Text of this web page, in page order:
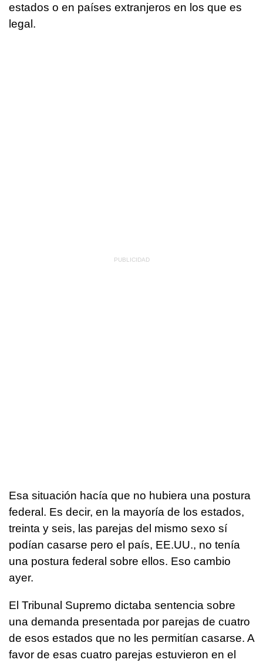
estados o en países extranjeros en los que es
legal.
Esa situación hacía que no hubiera una postura
federal. Es decir, en la mayoría de los estados,
treinta y seis, las parejas del mismo sexo sí
podían casarse pero el país, EE.UU., no tenía
una postura federal sobre ellos. Eso cambio
ayer.
El Tribunal Supremo dictaba sentencia sobre
una demanda presentada por parejas de cuatro
de esos estados que no les permitían casarse. A
favor de esas cuatro parejas estuvieron en el